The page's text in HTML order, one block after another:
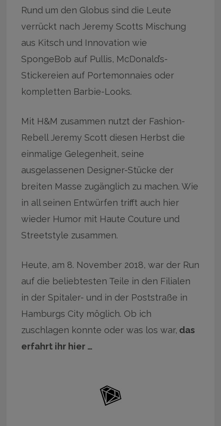
Rund um den Globus sind die Leute
verrückt nach Jeremy Scotts Mischung
aus Kitsch und Innovation wie
SpongeBob auf Pullis, McDonald’s-
Stickereien auf Portemonnaies oder
kompletten Barbie-Looks.
Mit H&M zusammen nutzt der Fashion-
Rebell Jeremy Scott diesen Herbst die
einmalige Gelegenheit, seine
ausgelassenen Designer-Stücke der
breiten Masse zugänglich zu machen. Wie
in all seinen Entwürfen trifft auch hier
wieder Humor mit Haute Couture und
Streetstyle zusammen.
Heute, am 8. November 2018, war der Run
auf die beliebtesten Teile in den Filialen
in der Spitaler- und in der Poststraße in
Hamburgs City möglich. Ob ich
zuschlagen konnte oder was los war, das
erfahrt ihr hier …